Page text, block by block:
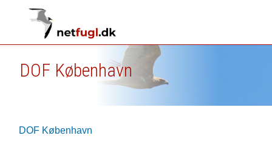
DOF København
DOF København